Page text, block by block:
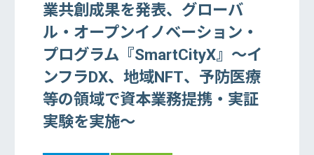
業共創成果を発表、グローバ
ル・オープンイノベーション・
プログラム『SmartCityX』～イ
ンフラDX、地域NFT、予防医療
等の領域で資本業務提携・実証
実験を実施～